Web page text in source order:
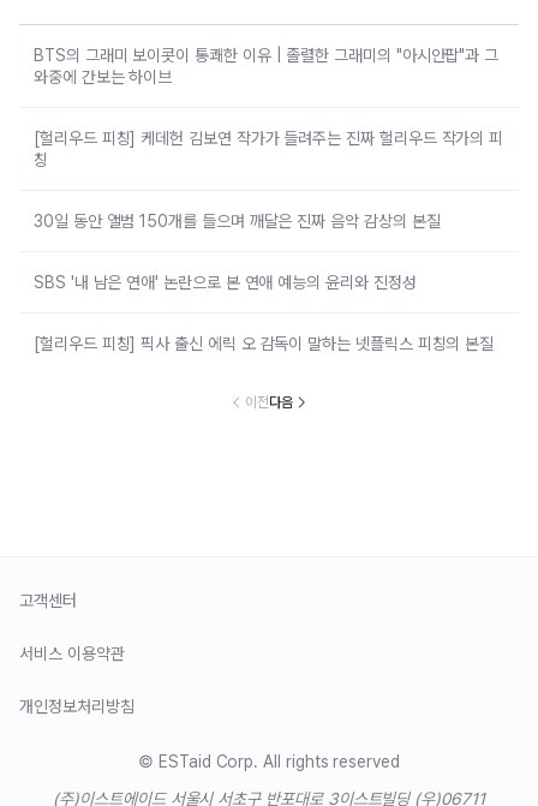
BTS의 그래미 보이콧이 통쾌한 이유 | 졸렬한 그래미의 "아시안팝"과 그
와중에 간보는 하이브
[헐리우드 피칭] 케데헌 김보연 작가가 들려주는 진짜 헐리우드 작가의 피
칭
30일 동안 앨범 150개를 들으며 깨달은 진짜 음악 감상의 본질
SBS '내 남은 연애' 논란으로 본 연애 예능의 윤리와 진정성
[헐리우드 피칭] 픽사 출신 에릭 오 감독이 말하는 넷플릭스 피칭의 본질
이전다음
고객센터
서비스 이용약관
개인정보처리방침
© ESTaid Corp. All rights reserved
(주)이스트에이드 서울시 서초구 반포대로 3이스트빌딩 (우)06711